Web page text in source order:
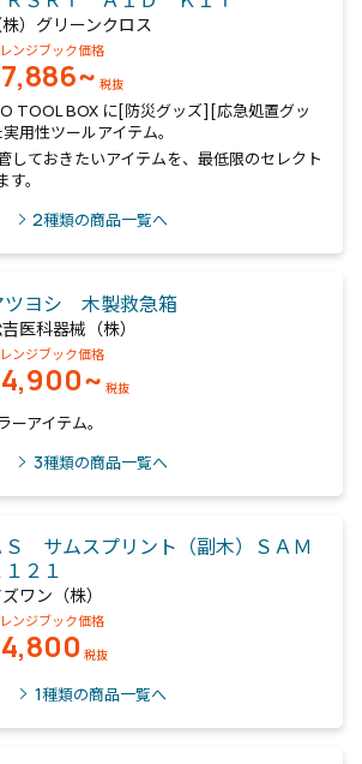
株）グリーンクロス
ンジブック価格
7,886~ 税抜
TOOL BOX に[防災グッズ][応急処置グッ
用性ツールアイテム。
しておきたいアイテムを、最低限のセレクト
。
2種類の商品一覧へ
ツヨシ 木製救急箱
医科器械（株）
ンジブック価格
4,900~ 税抜
アイテム。
3種類の商品一覧へ
Ｓ サムスプリント（副木）ＳＡＭ
１２１
ワン（株）
ンジブック価格
4,800 税抜
1種類の商品一覧へ